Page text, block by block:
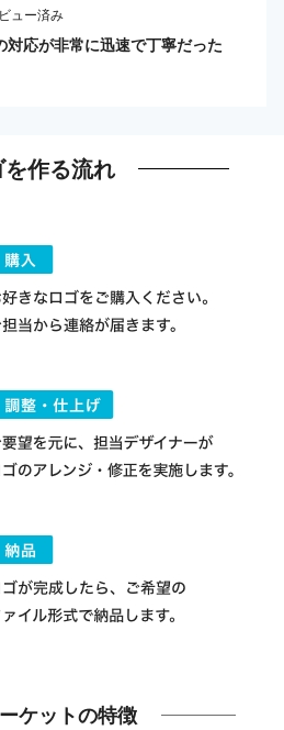
ュー済み
対応が非常に迅速で丁寧だった
を作る流れ
ケットの特徴